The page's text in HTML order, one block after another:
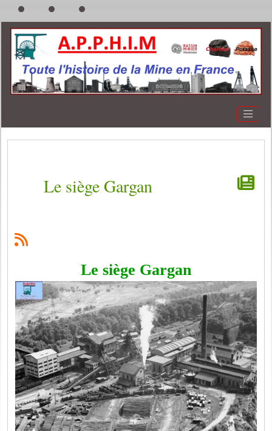
Le siège Gargan
Le siège Gargan